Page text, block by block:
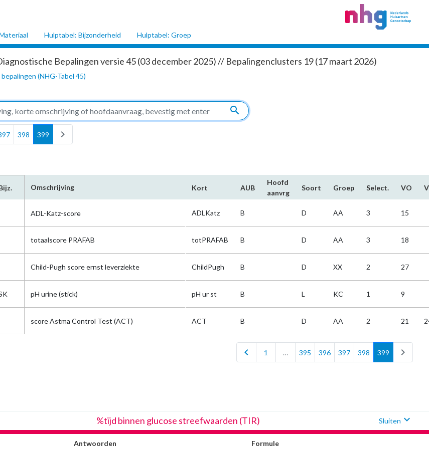
Hulptabel: Bijzonderheid Hulptabel: Groep
Bepalingen versie 45 (03 december 2025) // Bepalingenclusters 19 (17 maart 2026)
(NHG-Tabel 45)
search
398 399 chevron_right
Omschrijving Kort AUB
Hoofd​
aanvrg
Soort Groep Select. VO
ADL-Katz-score ADLKatz B D AA 3 15
totaalscore PRAFAB totPRAFAB B D AA 3 18
Child-Pugh score ernst leverziekte ChildPugh B D XX 2 27
pH urine (stick) pH ur st B L KC 1 9
score Astma Control Test (ACT) ACT B D AA 2 21
chevron_left 1 … 395 396 397 398 399 chevron_right
%tijd binnen glucose streefwaarden (TIR) Sluiten expand_more
Antwoorden Formule